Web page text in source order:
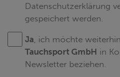
Datenschutzerklärung
gespeichert werden.
Ja , ich möchte
Tauchsport GmbH in
Newsletter beziehen.